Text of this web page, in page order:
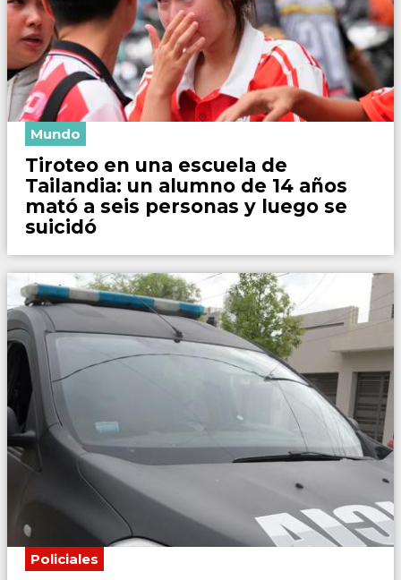
Mundo
Tiroteo en una escuela de
Tailandia: un alumno de 14 años
mató a seis personas y luego se
suicidó
Policiales